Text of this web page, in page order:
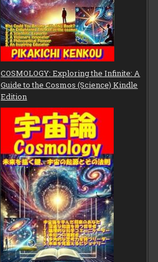
COSMOLOGY: Exploring the Infinite: A
Guide to the Cosmos (Science) Kindle
Edition